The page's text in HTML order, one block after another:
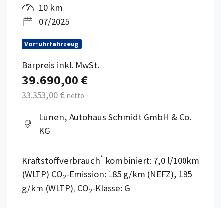
10 km
07/2025
Vorführfahrzeug
Barpreis inkl. MwSt.
39.690,00 €
33.353,00 € netto
Lünen, Autohaus Schmidt GmbH & Co.
KG
Kraftstoffverbrauch* kombiniert: 7,0 l/100km
(WLTP) CO2-Emission: 185 g/km (NEFZ), 185
g/km (WLTP); CO2-Klasse: G